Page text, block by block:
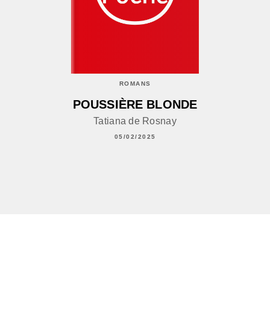
ROMANS
POUSSIÈRE BLONDE
Tatiana de Rosnay
05/02/2025